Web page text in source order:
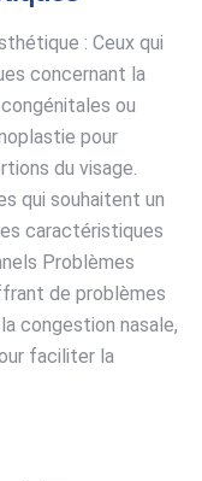
: Ceux qui
concernant la
ou
pour
du visage.
qui souhaitent un
caractéristiques
Problèmes
de problèmes
congestion nasale,
faciliter la